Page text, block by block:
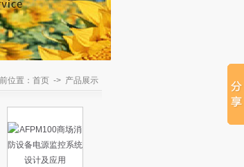
位置：首页 -> 产品展示